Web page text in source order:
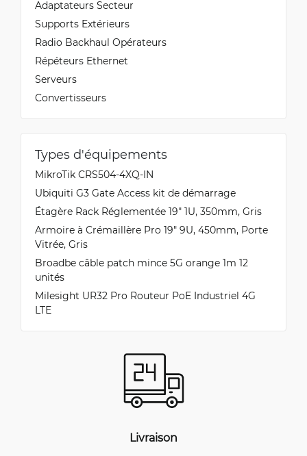
Adaptateurs Secteur
Supports Extérieurs
Radio Backhaul Opérateurs
Répéteurs Ethernet
Serveurs
Convertisseurs
Types d'équipements
MikroTik CRS504-4XQ-IN
Ubiquiti G3 Gate Access kit de démarrage
Étagère Rack Réglementée 19" 1U, 350mm, Gris
Armoire à Crémaillère Pro 19" 9U, 450mm, Porte
Vitrée, Gris
Broadbe câble patch mince 5G orange 1m 12
unités
Milesight UR32 Pro Routeur PoE Industriel 4G
LTE
Livraison